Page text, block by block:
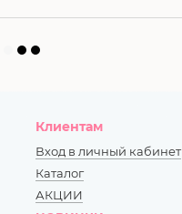
Клиентам
Вход в личный кабинет
Каталог
АКЦИИ